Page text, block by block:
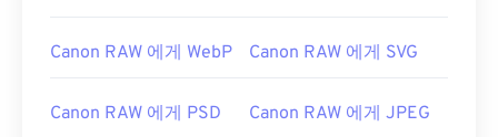
Canon RAW 에게 WebP Canon RAW 에게 SVG
Canon RAW 에게 PSD Canon RAW 에게 JPEG